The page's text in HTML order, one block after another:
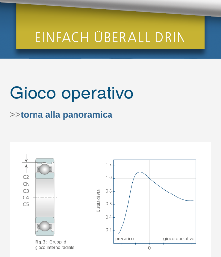
Contatto
Gioco operativo
>>torna alla panoramica